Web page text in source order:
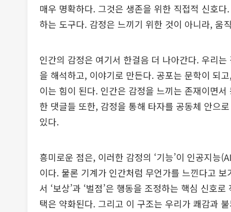
매우 명확하다. 그것은 생존을 위한 직접적 신호
하는 도구다. 감정은 느끼기 위한 것이 아니라, 움
인간의 감정은 여기서 한걸음 더 나아간다. 우리
을 해석하고, 이야기로 만든다. 공포는 문학이 되
이는 힘이 된다. 인간은 감정을 느끼는 존재이면
한 댓글들 또한, 감정을 통해 타자를 공동체 안으
있다.
흥미로운 점은, 이러한 감정의 ‘기능’이 인공지능
이다. 물론 기계가 인간처럼 무언가를 느낀다고 보
서 ‘보상’과 ‘벌점’은 행동을 조정하는 핵심 신호
택은 약화된다. 그리고 이 구조는 우리가 쾌감과